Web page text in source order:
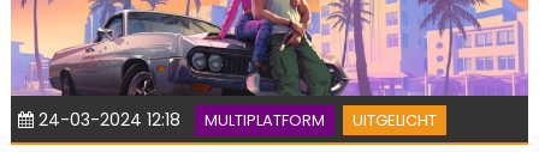
24-03-2024 12:18 MULTIPLATFORM UITGELICHT